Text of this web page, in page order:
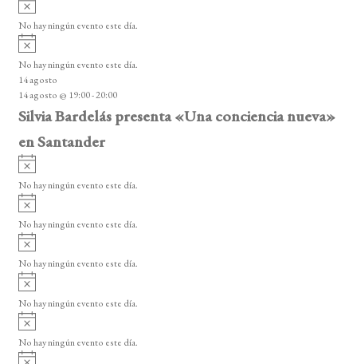
o
v
i
o
No hay ningún evento este día.
A
v
i
s
o
No hay ningún evento este día.
14 agosto
14 agosto @ 19:00-20:00
Silvia Bardelás presenta «Una conciencia nueva»
en Santander
A
v
i
o
No hay ningún evento este día.
A
v
i
o
No hay ningún evento este día.
A
v
i
o
No hay ningún evento este día.
A
v
i
o
No hay ningún evento este día.
A
v
i
No hay ningún evento este día.
A